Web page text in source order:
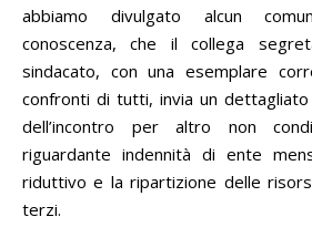
abbiamo divulgato alcun
conoscenza, che il collega
sindacato, con una esemplare
confronti di tutti, invia un dettagliato
dell’incontro per altro non
riguardante indennità di ente
riduttivo e la ripartizione delle
terzi.